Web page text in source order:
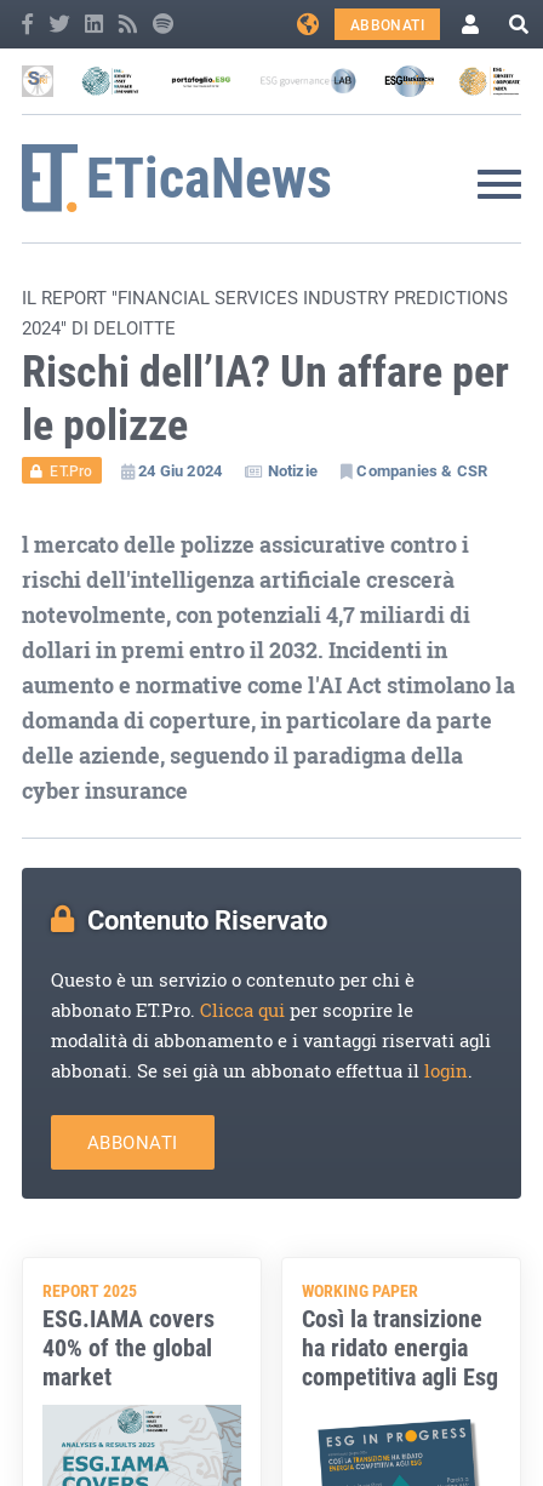
ABBONATI
IL REPORT "FINANCIAL SERVICES INDUSTRY PREDICTIONS
2024" DI DELOITTE
Rischi dell’IA? Un affare per
le polizze
ET.Pro 24 Giu 2024 Notizie Companies & CSR
l mercato delle polizze assicurative contro i
rischi dell'intelligenza artificiale crescerà
notevolmente, con potenziali 4,7 miliardi di
dollari in premi entro il 2032. Incidenti in
aumento e normative come l'AI Act stimolano la
domanda di coperture, in particolare da parte
delle aziende, seguendo il paradigma della
cyber insurance
Contenuto Riservato
Questo è un servizio o contenuto per chi è
abbonato ET.Pro. Clicca quiper scoprire le
modalità di abbonamento e i vantaggi riservati agli
abbonati. Se sei già un abbonato effettua illogin.
ABBONATI
REPORT 2025
ESG.IAMA covers
40% of the global
market
WORKING PAPER
Così la transizione
ha ridato energia
competitiva agli Esg